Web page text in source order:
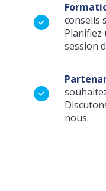
conseils
session
nous.